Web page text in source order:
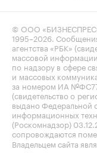
© ООО
1995–2026 .
агентства «РБК»
массовой
по надзору в сфере
и массовых
за номером ИА
(свидетельство о
выдано Федеральной
информационных
(Роскомнадзор)
сопровождаются
Владельцем сайта